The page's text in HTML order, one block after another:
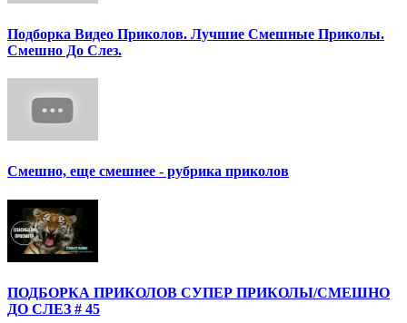
Подборка Видео Приколов. Лучшие Смешные Приколы.
Смешно До Слез.
Смешно, еще смешнее - рубрика приколов
ПОДБОРКА ПРИКОЛОВ СУПЕР ПРИКОЛЫ/СМЕШНО
ДО СЛЕЗ # 45